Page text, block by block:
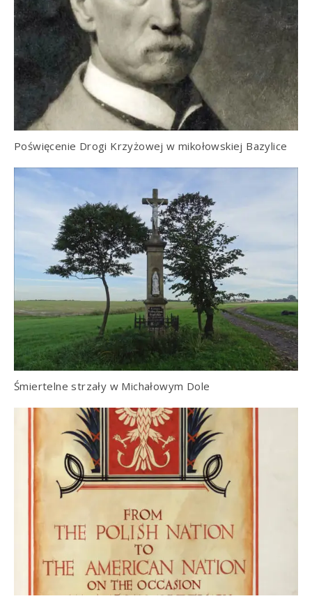
Poświęcenie Drogi Krzyżowej w mikołowskiej Bazylice
Śmiertelne strzały w Michałowym Dole